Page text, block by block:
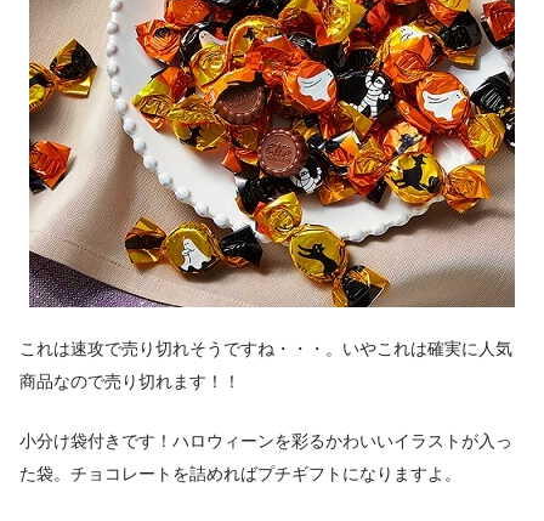
これは速攻で売り切れそうですね・・・。いやこれは確実に人気
商品なので売り切れます！！
小分け袋付きです！ハロウィーンを彩るかわいいイラストが入っ
た袋。チョコレートを詰めればプチギフトになりますよ。